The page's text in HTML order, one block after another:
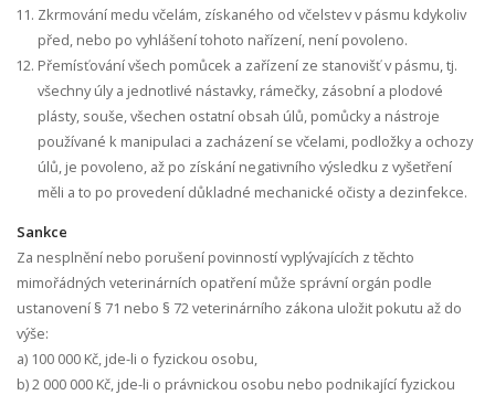
Zkrmování medu včelám, získaného od včelstev v pásmu kdykoliv
před, nebo po vyhlášení tohoto nařízení, není povoleno.
Přemísťování všech pomůcek a zařízení ze stanovišť v pásmu, tj.
všechny úly a jednotlivé nástavky, rámečky, zásobní a plodové
plásty, souše, všechen ostatní obsah úlů, pomůcky a nástroje
používané k manipulaci a zacházení se včelami, podložky a ochozy
úlů, je povoleno, až po získání negativního výsledku z vyšetření
měli a to po provedení důkladné mechanické očisty a dezinfekce.
Sankce
Za nesplnění nebo porušení povinností vyplývajících z těchto
mimořádných veterinárních opatření může správní orgán podle
ustanovení § 71 nebo § 72 veterinárního zákona uložit pokutu až do
výše:
a) 100 000 Kč, jde-li o fyzickou osobu,
b) 2 000 000 Kč, jde-li o právnickou osobu nebo podnikající fyzickou